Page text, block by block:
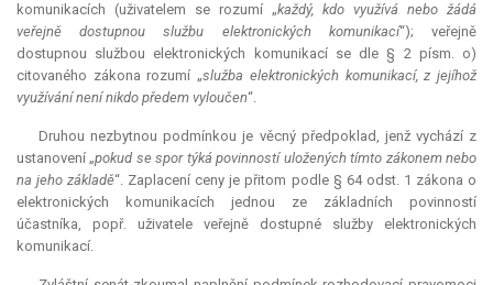
komunikacích (uživatelem se rozumí „každý, kdo využívá nebo žádá
veřejně dostupnou službu elektronických komunikací“); veřejně
dostupnou službou elektronických komunikací se dle § 2 písm. o)
citovaného zákona rozumí „služba elektronických komunikací, z jejíhož
využívání není nikdo předem vyloučen“.
Druhou nezbytnou podmínkou je věcný předpoklad, jenž vychází z
ustanovení „pokud se spor týká povinností uložených tímto zákonem nebo
na jeho základě“. Zaplacení ceny je přitom podle § 64 odst. 1 zákona o
elektronických komunikacích jednou ze základních povinností
účastníka, popř. uživatele veřejně dostupné služby elektronických
komunikací.